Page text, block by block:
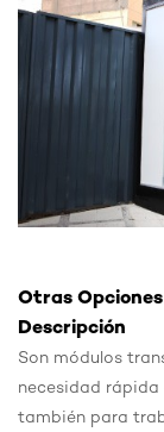
Otras
Descripción
Son módulos
necesidad
también para